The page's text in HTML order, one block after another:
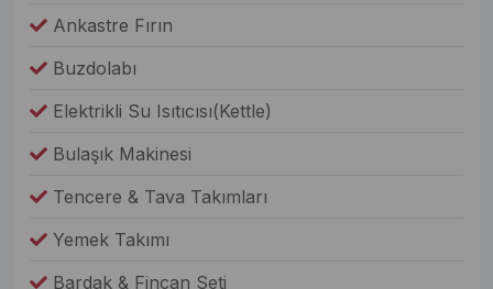
Ankastre Fırın
Buzdolabı
Elektrikli Su Isıtıcısı(Kettle)
Bulaşık Makinesi
Tencere & Tava Takımları
Yemek Takımı
Bardak & Fincan Seti